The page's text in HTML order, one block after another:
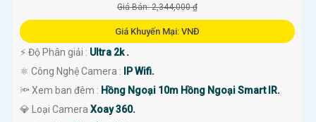
Giá Bán: 2,344,000 ₫
Giá Khuyến Mại: VNĐ
️⚡ Độ Phân giải : Ultra 2k .
⚛️ Công Nghệ Camera :
IP Wifi.
🔦 Xem ban đêm : Hồng Ngoại 10m Hồng Ngoại Smart IR.
💎 Loại Camera Xoay 360.